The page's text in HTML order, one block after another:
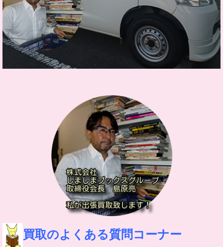
買取のよくある質問コーナー